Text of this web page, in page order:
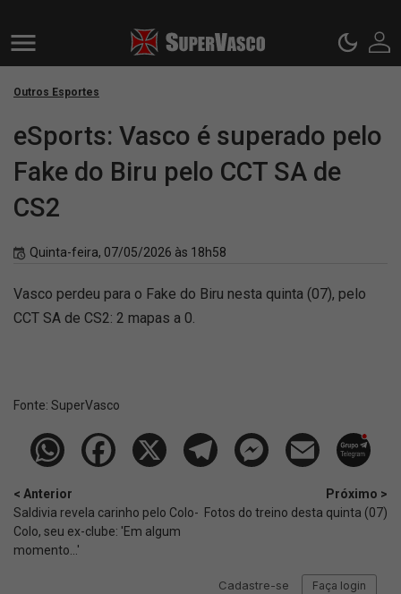
Outros Esportes
eSports: Vasco é superado pelo
Fake do Biru pelo CCT SA de
CS2
Quinta-feira, 07/05/2026 às 18h58
Vasco perdeu para o Fake do Biru nesta quinta (07), pelo
CCT SA de CS2: 2 mapas a 0.
Fonte: SuperVasco‎‎‎‎‎‎
< Anterior
Saldivia revela carinho pelo Colo-
Colo, seu ex-clube: 'Em algum
momento...'
Próximo >
Fotos do treino desta quinta (07)